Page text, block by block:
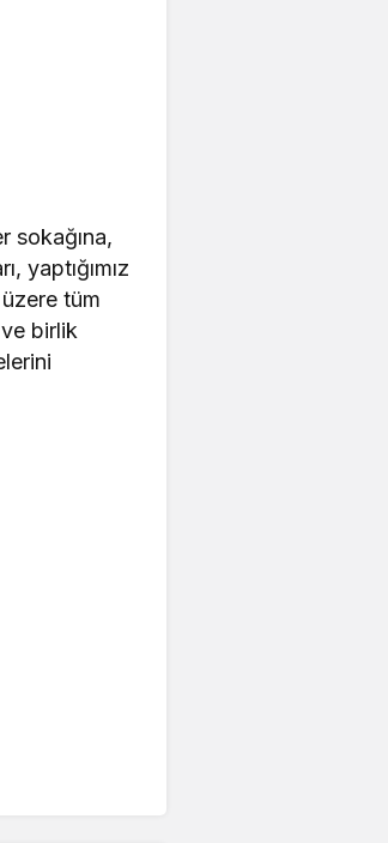
sokağına,
yaptığımız
tüm
birlik